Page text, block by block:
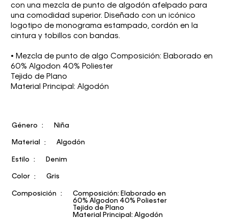
con una mezcla de punto de algodón afelpado para
una comodidad superior. Diseñado con un icónico
logotipo de monograma estampado, cordón en la
cintura y tobillos con bandas.
• Mezcla de punto de algo Composición: Elaborado en
60% Algodon 40% Poliester
Tejido de Plano
Material Principal: Algodón
Género Niña
Material Algodón
Estilo Denim
Color Gris
Composición
Composición: Elaborado en
60% Algodon 40% Poliester
Tejido de Plano
Material Principal: Algodón